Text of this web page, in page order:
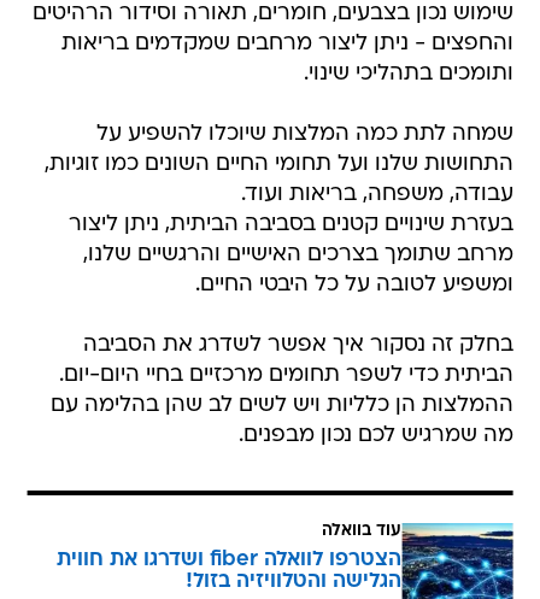
שימוש נכון בצבעים, חומרים, תאורה וסידור הרהיטים
והחפצים - ניתן ליצור מרחבים שמקדמים בריאות
ותומכים בתהליכי שינוי.
שמחה לתת כמה המלצות שיוכלו להשפיע על
התחושות שלנו ועל תחומי החיים השונים כמו זוגיות,
עבודה, משפחה, בריאות ועוד.
בעזרת שינויים קטנים בסביבה הביתית, ניתן ליצור
מרחב שתומך בצרכים האישיים והרגשיים שלנו,
ומשפיע לטובה על כל היבטי החיים.
בחלק זה נסקור איך אפשר לשדרג את הסביבה
הביתית כדי לשפר תחומים מרכזיים בחיי היום-יום.
ההמלצות הן כלליות ויש לשים לב שהן בהלימה עם
מה שמרגיש לכם נכון מבפנים.
עוד בוואלה
הצטרפו לוואלה fiber ושדרגו את חווית
הגלישה והטלוויזיה בזול!